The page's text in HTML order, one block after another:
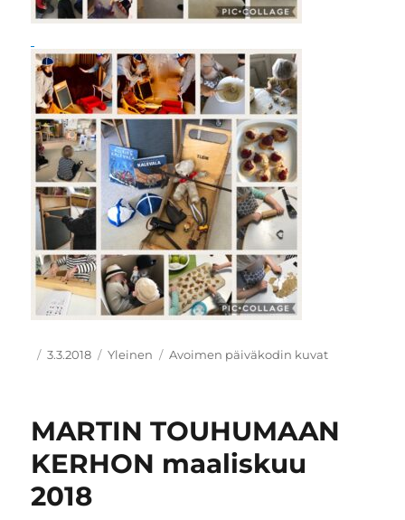
Kirjoittaja
Julkaistu
3.3.2018 Kategoriat
Yleinen Avainsanat
Avoimen päiväkodin kuvat
MARTIN TOUHUMAAN
KERHON maaliskuu
2018